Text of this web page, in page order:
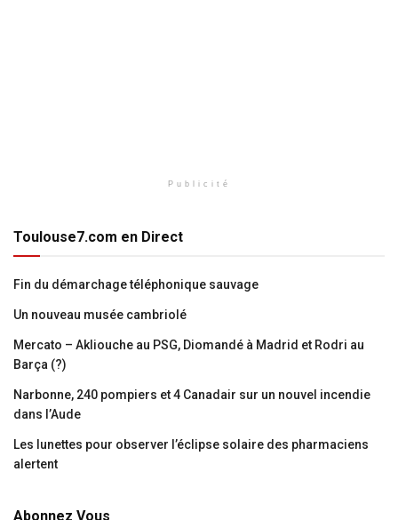
Publicité
Toulouse7.com en Direct
Fin du démarchage téléphonique sauvage
Un nouveau musée cambriolé
Mercato – Akliouche au PSG, Diomandé à Madrid et Rodri au
Barça (?)
Narbonne, 240 pompiers et 4 Canadair sur un nouvel incendie
dans l’Aude
Les lunettes pour observer l’éclipse solaire des pharmaciens
alertent
Abonnez Vous